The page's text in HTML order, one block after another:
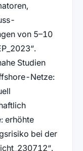
von 5–10
.
Studien
Netze:
erhöhte
bei der
.